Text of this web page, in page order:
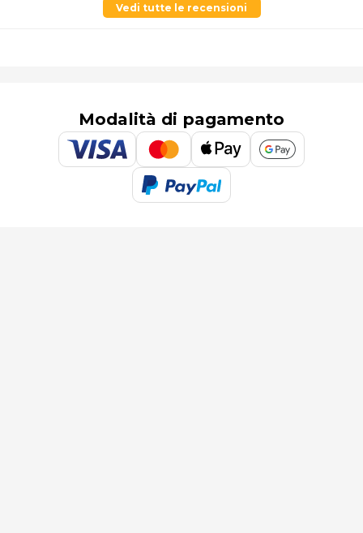
Vedi tutte le recensioni
Modalità di pagamento